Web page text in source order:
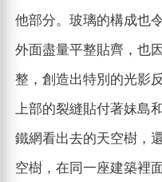
他部分。玻璃的構成也
外面盡量平整貼齊，也
整，創造出特別的光影反
上部的裂縫貼付著妹島
鐵網看出去的天空樹，
空樹，在同一座建築裡